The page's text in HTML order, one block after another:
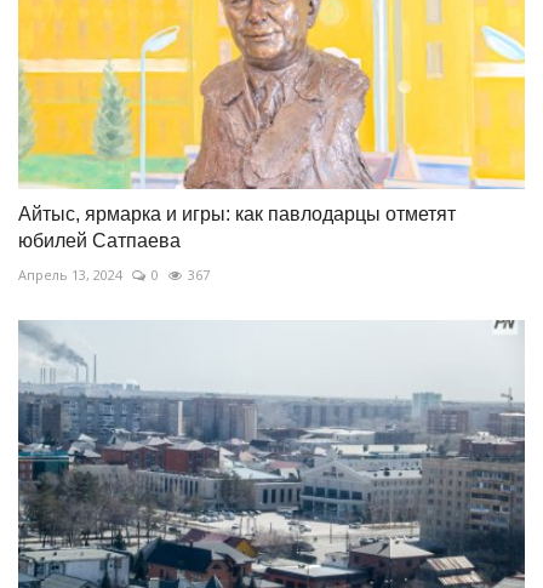
Айтыс, ярмарка и игры: как павлодарцы отметят
юбилей Сатпаева
Апрель 13, 2024 0 367